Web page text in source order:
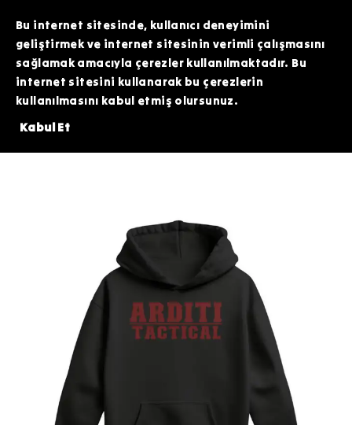
HATTIMIZDAN BİZİMLE İLETİŞİME GEÇEBİLİRSİNİZ. SİZE EN İYİ FIRSATLARI
SUNMAK İÇİN BURADAYIZ!
Bu internet sitesinde, kullanıcı deneyimini
geliştirmek ve internet sitesinin verimli çalışmasını
sağlamak amacıyla çerezler kullanılmaktadır. Bu
internet sitesini kullanarak bu çerezlerin
kullanılmasını kabul etmiş olursunuz.
Kabul Et
200 TL DEĞERİNDEKİ ARDİTİ TACTİCAL SİLİKON PATCH